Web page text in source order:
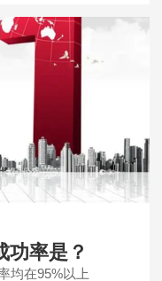
功率是？
均在95%以上